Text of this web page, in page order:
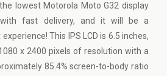
lowest Motorola Moto G32 display
with fast delivery, and it will be a
This IPS LCD is 6.5 inches,
x 2400 pixels of resolution with a
85.4% screen-to-body ratio